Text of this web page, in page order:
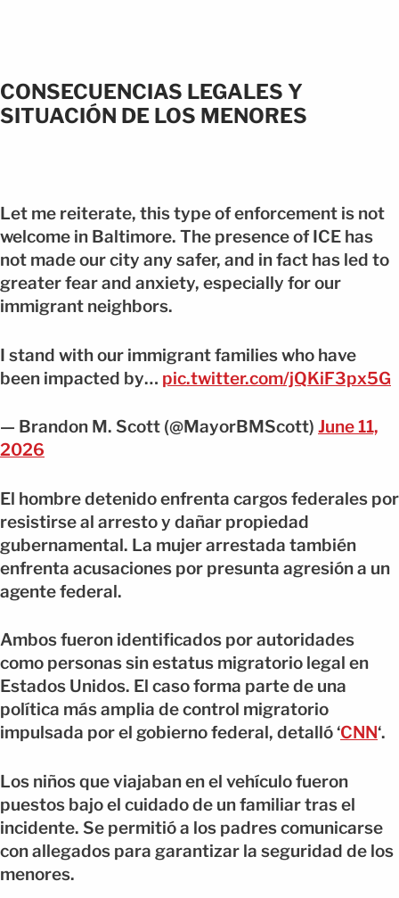
CONSECUENCIAS LEGALES Y
SITUACIÓN DE LOS MENORES
Let me reiterate, this type of enforcement is not
welcome in Baltimore. The presence of ICE has
not made our city any safer, and in fact has led to
greater fear and anxiety, especially for our
immigrant neighbors.
I stand with our immigrant families who have
been impacted by… pic.twitter.com/jQKiF3px5G
— Brandon M. Scott (@MayorBMScott) June 11,
2026
El hombre detenido enfrenta cargos federales por
resistirse al arresto y dañar propiedad
gubernamental. La mujer arrestada también
enfrenta acusaciones por presunta agresión a un
agente federal.
Ambos fueron identificados por autoridades
como personas sin estatus migratorio legal en
Estados Unidos. El caso forma parte de una
política más amplia de control migratorio
impulsada por el gobierno federal, detalló ‘CNN‘.
Los niños que viajaban en el vehículo fueron
puestos bajo el cuidado de un familiar tras el
incidente. Se permitió a los padres comunicarse
con allegados para garantizar la seguridad de los
menores.